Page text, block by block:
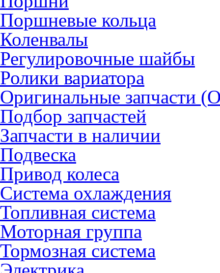
Поршневые кольца
Коленвалы
Регулировочные шайбы
Ролики вариатора
Оригинальные запчасти
Подбор запчастей
Запчасти в наличии
Подвеска
Привод колеса
Система охлаждения
Топливная система
Моторная группа
Тормозная система